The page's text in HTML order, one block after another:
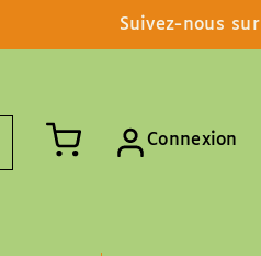
Suivez-nous sur
Connexion